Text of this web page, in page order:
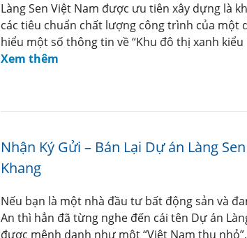
Làng Sen Việt Nam được ưu tiên xây dựng là
các tiêu chuẩn chất lượng công trình của một
hiểu một số thông tin về “Khu đô thị xanh
Xem thêm
Nhận Ký Gửi – Bán Lại Dự án Làng
Khang
Nếu bạn là một nhà đầu tư bất động sản và
An thì hẳn đã từng nghe đến cái tên Dự án
được mệnh danh như một “Việt Nam thu